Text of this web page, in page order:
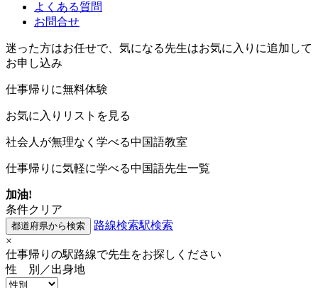
よくある質問
お問合せ
迷った方はお任せで、気になる先生はお気に入りに追加して
お申し込み
仕事帰りに無料体験
お気に入りリストを見る
社会人が無理なく学べる中国語教室
仕事帰りに気軽に学べる中国語先生一覧
加油!
条件クリア
路線検索駅検索
×
仕事帰りの駅路線で先生をお探しください
性 別／出身地